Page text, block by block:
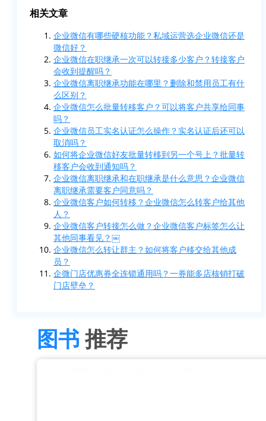
相关文章
企业微信有哪些硬核功能？私域运营选企业微信还是
微信好？
企业微信在职继承一次可以转接多少客户？转接客户
会收到提醒吗？
企业微信离职继承功能在哪里？删除和禁用员工有什
么区别？
企业微信怎么批量转移客户？可以将客户共享给同事
吗？
企业微信员工实名认证怎么操作？实名认证后还可以
取消吗？
如何将企业微信好友批量转移到另一个号上？批量转
移客户会收到通知吗？
企业微信离职继承和在职继承是什么意思？企业微信
离职继承需要客户同意吗？
企业微信客户如何转移？企业微信怎么转客户给其他
人？
企业微信客户转接怎么做？企业微信客户标签怎么让
其他同事看见？￼
企业微信怎么转让群主？如何将客户移交给其他成
员？
企微门店优惠券全连锁通用吗？一券能多店核销打破
门店壁垒？
图书推荐